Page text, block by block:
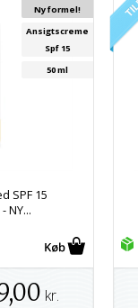
SPF 15
NY...
Ny formel!
Ansigtscreme
Spf 15
50 ml
kr.